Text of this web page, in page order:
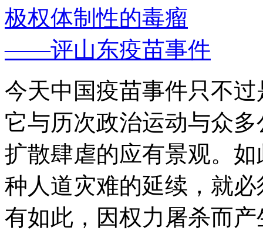
极权体制性的毒瘤
——评山东疫苗事件
今天中国疫苗事件只不
它与历次政治运动与众
扩散肆虐的应有景观。
种人道灾难的延续，就
有如此，因权力屠杀而